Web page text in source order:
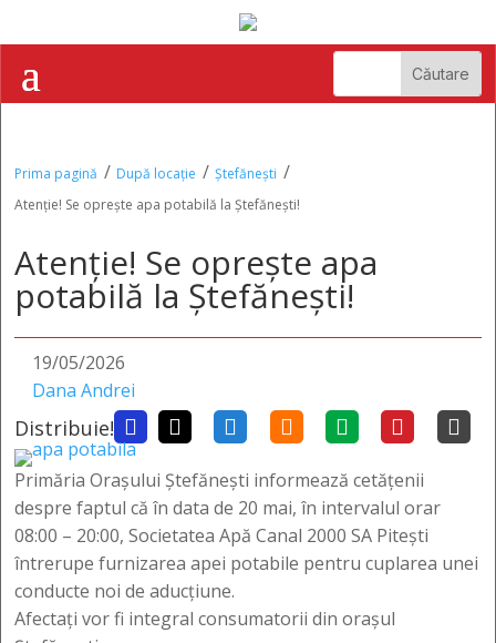
Prima pagină / După locație / Ștefănești /
Atenție! Se oprește apa potabilă la Ștefănești!
Atenție! Se oprește apa
potabilă la Ștefănești!
19/05/2026
Dana Andrei
Distribuie!       
Primăria Orașului Ștefănești informează cetățenii
despre faptul că în data de 20 mai, în intervalul orar
08:00 – 20:00, Societatea Apă Canal 2000 SA Pitești
întrerupe furnizarea apei potabile pentru cuplarea unei
conducte noi de aducțiune.
Afectați vor fi integral consumatorii din orașul